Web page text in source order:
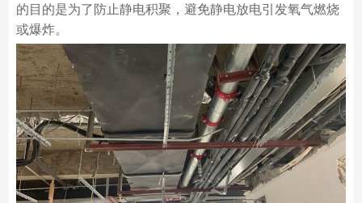
的目的是为了防止静电积聚，避免静电放电引发氧气燃烧
或爆炸。